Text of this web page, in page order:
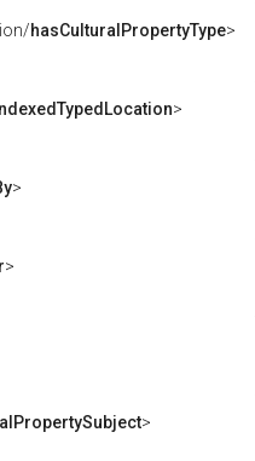
hasCulturalPropertyType>
>
>
>
>